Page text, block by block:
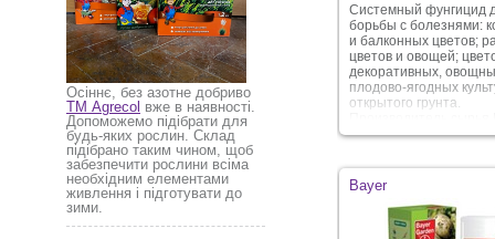
Осіннє, без азотне добриво
ТМ Agrecol вже в наявності.
Допоможемо підібрати для
будь-яких рослин. Склад
підібрано таким чином, щоб
забезпечити рослини всіма
необхідним елементами
живлення і підготувати до
зими.
Системный фунгицид
борьбы с болезнями:
и балконных цветов;
цветов и овощей;
декоративных,
плодово-ягодных
открытого грунта.
Bayer